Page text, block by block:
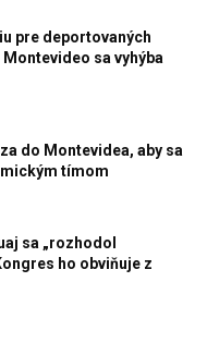
pre deportovaných
sa vyhýba
do Montevidea, aby sa
tímom
sa „rozhodol
ho obviňuje z